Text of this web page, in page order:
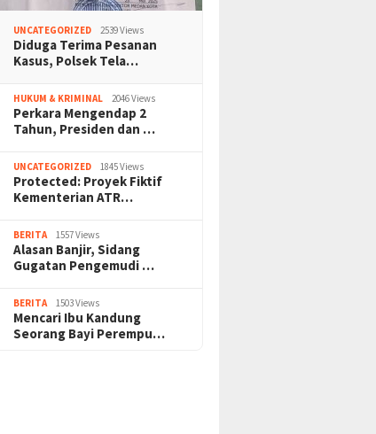
UNCATEGORIZED 2539 Views
Diduga Terima Pesanan
Kasus, Polsek Tela…
HUKUM & KRIMINAL 2046 Views
Perkara Mengendap 2
Tahun, Presiden dan …
UNCATEGORIZED 1845 Views
Protected: Proyek Fiktif
Kementerian ATR…
BERITA 1557 Views
Alasan Banjir, Sidang
Gugatan Pengemudi …
BERITA 1503 Views
Mencari Ibu Kandung
Seorang Bayi Perempu…